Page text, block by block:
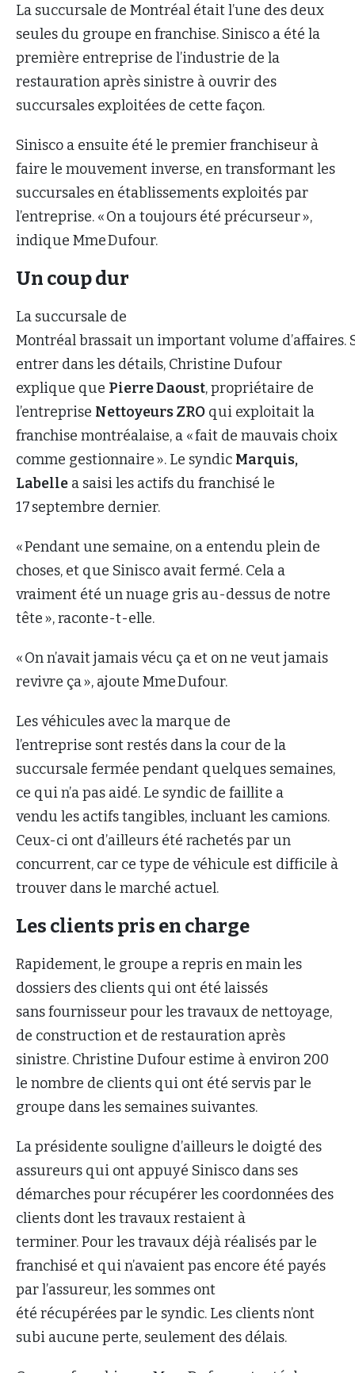
La succursale de Montréal était l’une des deux
seules du groupe en franchise. Sinisco a été la
première entreprise de l’industrie de la
restauration après sinistre à ouvrir des
succursales exploitées de cette façon.
Sinisco a ensuite été le premier franchiseur à
faire le mouvement inverse, en transformant les
succursales en établissements exploités par
l’entreprise. « On a toujours été précurseur »,
indique Mme Dufour.
Un coup dur
La succursale de
Montréal brassait un important volume d’affaires.
entrer dans les détails, Christine Dufour
explique que Pierre Daoust, propriétaire de
l’entreprise Nettoyeurs ZRO qui exploitait la
franchise montréalaise, a « fait de mauvais choix
comme gestionnaire ». Le syndic Marquis,
Labelle a saisi les actifs du franchisé le
17 septembre dernier.
« Pendant une semaine, on a entendu plein de
choses, et que Sinisco avait fermé. Cela a
vraiment été un nuage gris au-dessus de notre
tête », raconte-t-elle.
« On n’avait jamais vécu ça et on ne veut jamais
revivre ça », ajoute Mme Dufour.
Les véhicules avec la marque de
l’entreprise sont restés dans la cour de la
succursale fermée pendant quelques semaines,
ce qui n’a pas aidé. Le syndic de faillite a
vendu les actifs tangibles, incluant les camions.
Ceux-ci ont d’ailleurs été rachetés par un
concurrent, car ce type de véhicule est difficile à
trouver dans le marché actuel.
Les clients pris en charge
Rapidement, le groupe a repris en main les
dossiers des clients qui ont été laissés
sans fournisseur pour les travaux de nettoyage,
de construction et de restauration après
sinistre. Christine Dufour estime à environ 200
le nombre de clients qui ont été servis par le
groupe dans les semaines suivantes.
La présidente souligne d’ailleurs le doigté des
assureurs qui ont appuyé Sinisco dans ses
démarches pour récupérer les coordonnées des
clients dont les travaux restaient à
terminer. Pour les travaux déjà réalisés par le
franchisé et qui n’avaient pas encore été payés
par l’assureur, les sommes ont
été récupérées par le syndic. Les clients n’ont
subi aucune perte, seulement des délais.